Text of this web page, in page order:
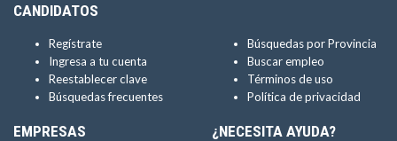
CANDIDATOS
Regístrate
Ingresa a tu cuenta
Reestablecer clave
Búsquedas frecuentes
Búsquedas por Provincia
Buscar empleo
Términos de uso
Política de privacidad
EMPRESAS ¿NECESITA AYUDA?